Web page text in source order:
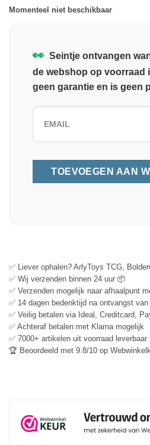
Momenteel niet beschikbaar
👀 Seintje ontvangen
de webshop op voorraad
geen garantie en is geen
✅ Liever ophalen? ArlyToys TCG,
✅ Wij verzenden binnen 24 uur 📦
✅ Verzenden mogelijk naar afhaalpunt
✅ 14 dagen bedenktijd na ontvangst
✅ Veilig betalen via Ideal, Creditcard,
✅ Achteraf betalen met Klarna mogelijk
✅ 7000+ artikelen uit voorraad leverbaar
🏆 Beoordeeld met 9.8/10 op